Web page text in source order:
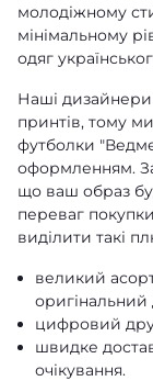
молодіжному
мінімальному
одяг
Наші дизайнери
принтів, тому
футболки
оформленням.
що ваш образ
переваг
виділити такі
великий
оригінальний
цифровий
швидке
очікування.